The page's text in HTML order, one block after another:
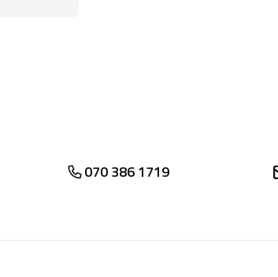
070 386 1719